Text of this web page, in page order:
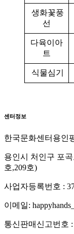
생화꽃풍
선
다육이아
트
식물심기
센터정보
한국문화센터용인
용인시 처인구 포
호,209호)
사업자등록번호 :
이메일:
통신판매신고번호